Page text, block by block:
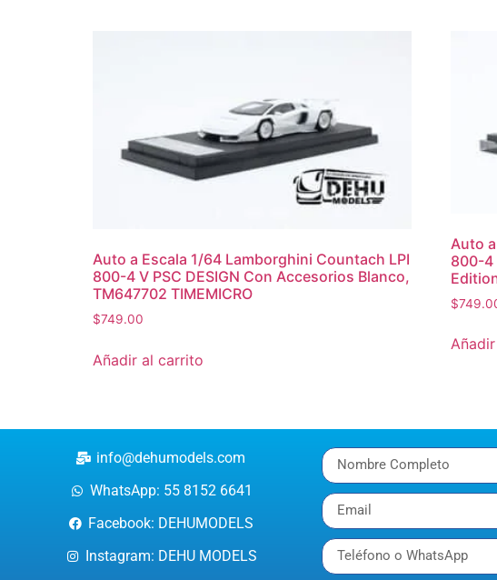
Auto a Escala 1/64 Lamborghini Countach LPI
800-4 V PSC DESIGN Con Accesorios Blanco,
TM647702 TIMEMICRO
$749.00
Añadir al carrito
Auto
800-4
$
info@dehumodels.com
WhatsApp: 55 8152 6641
Facebook: DEHUMODELS
Instagram: DEHU MODELS